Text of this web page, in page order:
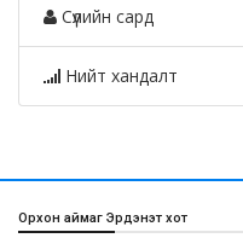
Сүүлийн сард
Нийт хандалт
Орхон аймаг Эрдэнэт хот